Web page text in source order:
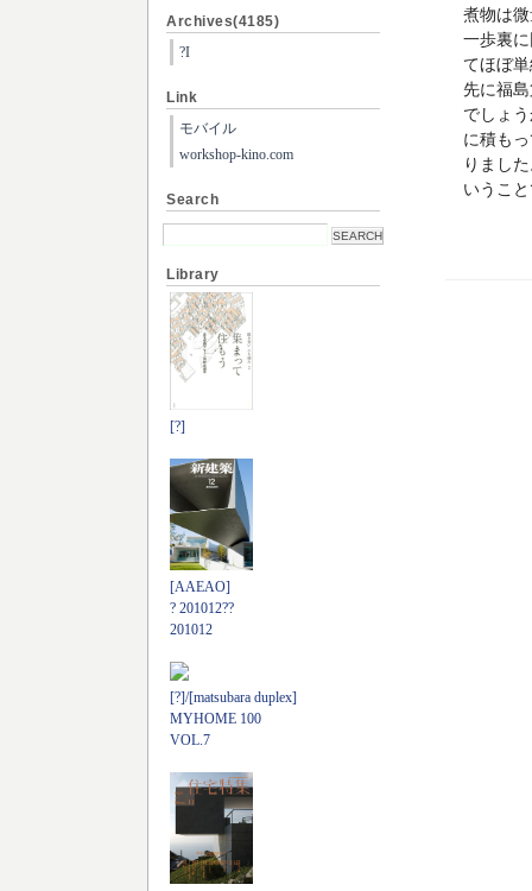
煮物は
一歩裏
てほぼ
先に福
でしょ
に積も
りまし
いうこ
Archives(4185)
?I
Link
モバイル
workshop-kino.com
Search
Library
[?]
[AAEAO]
? 201012??
201012
[?]/[matsubara duplex]
MYHOME 100
VOL.7